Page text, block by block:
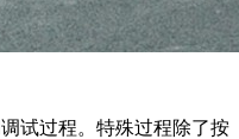
试过程。特殊过程除了按